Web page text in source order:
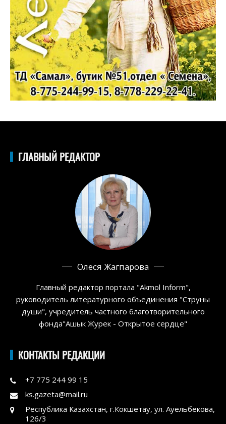
ГЛАВНЫЙ РЕДАКТОР
Олеся Жагпарова
Главный редактор портала "Akmol Inform",
руководитель литературного объединения "Струны
души", учредитель частного благотворительного
фонда"Ашык Журек - Открытое сердце"
КОНТАКТЫ РЕДАКЦИИ
+7 775 244 99 15
ks.gazeta@mail.ru
Республика Казахстан, г.Кокшетау, ул. Ауельбекова,
126/3